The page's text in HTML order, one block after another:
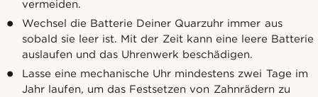
vermeiden.
Wechsel die Batterie Deiner Quarzuhr immer aus
sobald sie leer ist. Mit der Zeit kann eine leere Batterie
auslaufen und das Uhrenwerk beschädigen.
Lasse eine mechanische Uhr mindestens zwei Tage im
Jahr laufen, um das Festsetzen von Zahnrädern zu